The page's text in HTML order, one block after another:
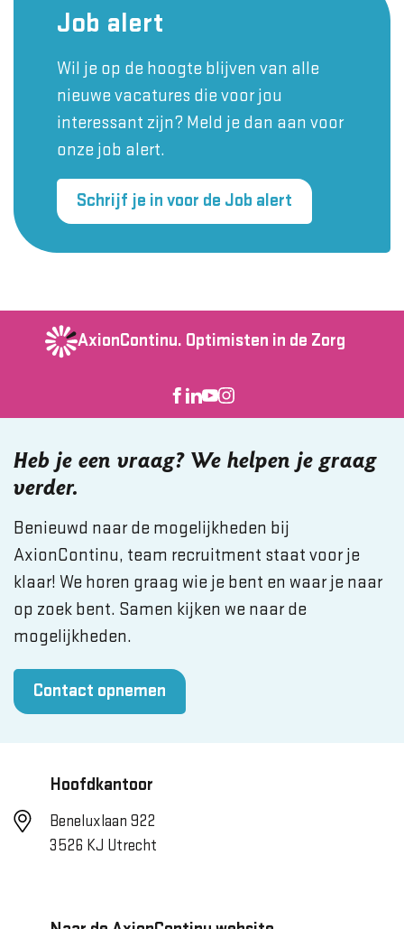
Job alert
Wil je op de hoogte blijven van alle
nieuwe vacatures die voor jou
interessant zijn? Meld je dan aan voor
onze job alert.
Schrijf je in voor de Job alert
AxionContinu. Optimisten in de Zorg
Heb je een vraag? We helpen je graag
verder.
Benieuwd naar de mogelijkheden bij
AxionContinu, team recruitment staat voor je
klaar! We horen graag wie je bent en waar je naar
op zoek bent. Samen kijken we naar de
mogelijkheden.
Contact opnemen
Hoofdkantoor
Beneluxlaan 922
3526 KJ Utrecht